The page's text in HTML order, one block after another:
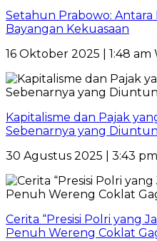
Setahun Prabowo: Antara
Bayangan Kekuasaan
16 Oktober 2025 | 1:48 am
Kapitalisme dan Pajak
Sebenarnya yang
30 Agustus 2025 | 3:43
Cerita “Presisi Polri yang
Penuh Wereng Coklat